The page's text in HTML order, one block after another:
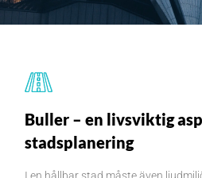
Buller – en livsviktig
stadsplanering